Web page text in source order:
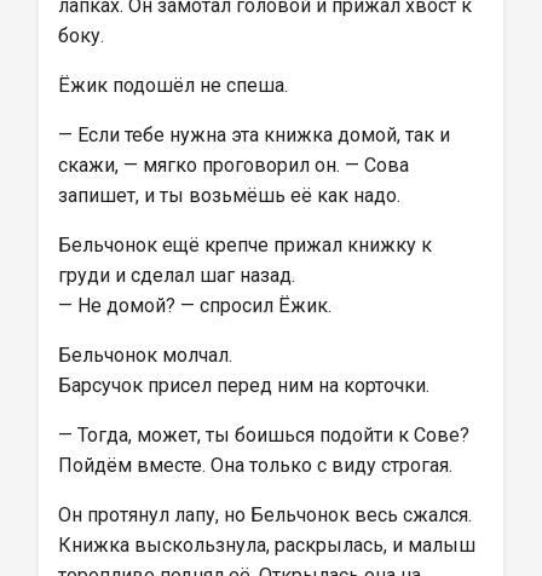
лапках. Он замотал головой и прижал хвост к
боку.
Ёжик подошёл не спеша.
— Если тебе нужна эта книжка домой, так и
скажи, — мягко проговорил он. — Сова
запишет, и ты возьмёшь её как надо.
Бельчонок ещё крепче прижал книжку к
груди и сделал шаг назад.
— Не домой? — спросил Ёжик.
Бельчонок молчал.
Барсучок присел перед ним на корточки.
— Тогда, может, ты боишься подойти к Сове?
Пойдём вместе. Она только с виду строгая.
Он протянул лапу, но Бельчонок весь сжался.
Книжка выскользнула, раскрылась, и малыш